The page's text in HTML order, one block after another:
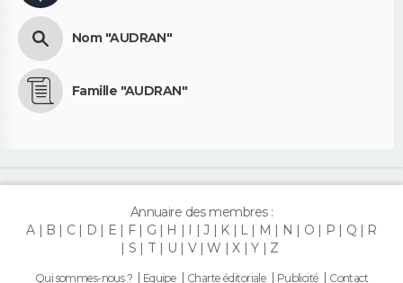
Nom "AUDRAN"
Famille "AUDRAN"
Annuaire des membres :
A
B C D E F G H J K L M N O P Q
R
S
T U V W X Y Z
Qui sommes-nous ? Equipe Charte éditoriale Publicité Contact